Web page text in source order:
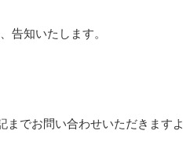
告知いたします。
でお問い合わせいただきます